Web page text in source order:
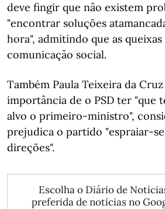
deve fingir que não existem
"encontrar soluções
hora", admitindo que as
comunicação social.
Também Paula Teixeira da
importância de o PSD ter "que
alvo o primeiro-ministro",
prejudica o partido "espraiar-
direções".
Escolha o Diário de
preferida de notícias no